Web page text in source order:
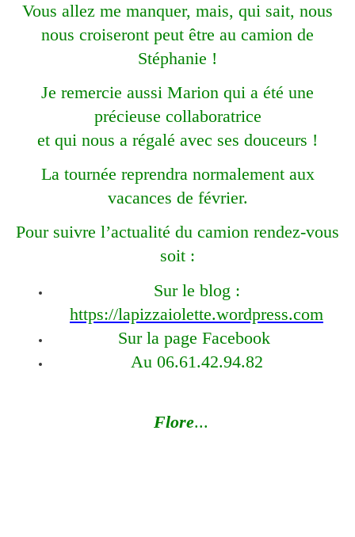
Vous allez me manquer, mais, qui sait, nous
nous croiseront peut être au camion de
Stéphanie !
Je remercie aussi Marion qui a été une
précieuse collaboratrice
et qui nous a régalé avec ses douceurs !
La tournée reprendra normalement aux
vacances de février.
Pour suivre l’actualité du camion rendez-vous
soit :
Sur le blog :
https://lapizzaiolette.wordpress.com
Sur la page Facebook
Au 06.61.42.94.82
Flore...